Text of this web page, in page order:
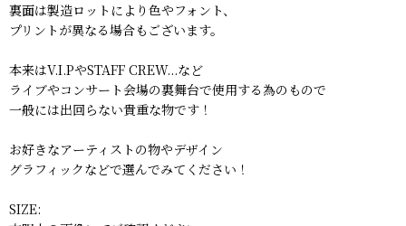
裏面は製造ロットにより色やフォント、
プリントが異なる場合もございます。
本来はV.I.PやSTAFF CREW...など
ライブやコンサート会場の裏舞台で使用する為のもので
一般には出回らない貴重な物です！
お好きなアーティストの物やデザイン
グラフィックなどで選んでみてください！
SIZE: